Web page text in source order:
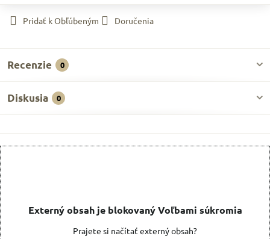
Pridať k Obľúbeným Doručenia
Recenzie 0
Diskusia 0
Externý obsah je blokovaný Voľbami súkromia
Prajete si načítať externý obsah?